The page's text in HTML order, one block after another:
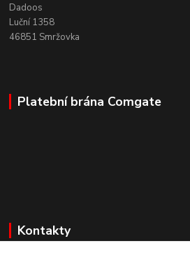
Dadoos
Luční 1358
46851 Smržovka
Platební brána Comgate
Kontakty